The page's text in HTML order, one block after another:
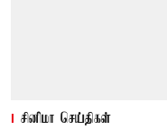
சினிமா செய்திகள்